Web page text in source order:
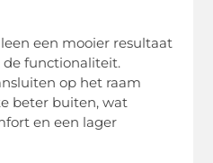
een mooier resultaat
de functionaliteit.
op het raam
beter buiten, wat
en een lager